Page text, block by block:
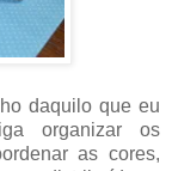
daquilo que eu
organizar os
as cores,